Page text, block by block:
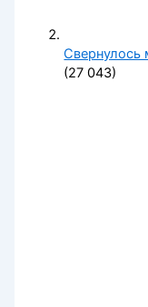
Свернулось
(27 043)